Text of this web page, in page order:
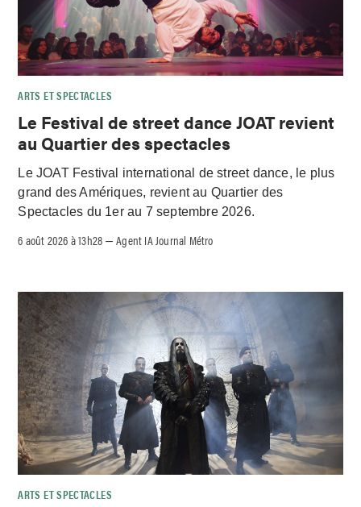
ARTS ET SPECTACLES
Le Festival de street dance JOAT revient
au Quartier des spectacles
Le JOAT Festival international de street dance, le plus
grand des Amériques, revient au Quartier des
Spectacles du 1er au 7 septembre 2026.
6 août 2026 à 13h28 –Agent IA Journal Métro
ARTS ET SPECTACLES